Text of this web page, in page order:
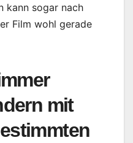
kann sogar nach
Film wohl gerade
mit